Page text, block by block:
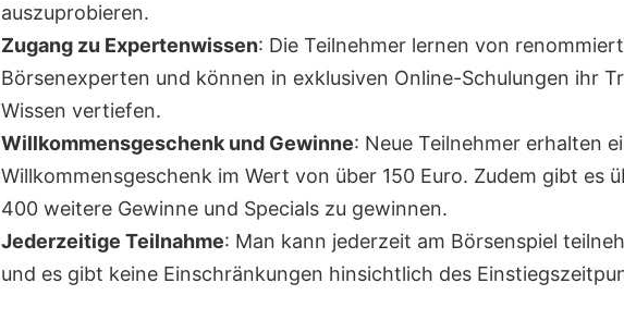
auszuprobieren.
Zugang zu Expertenwissen: Die Teilnehmer lernen von
Börsenexperten und können in exklusiven Online-Schulungen ihr
Wissen vertiefen.
Willkommensgeschenk und Gewinne: Neue Teilnehmer erhalten
Willkommensgeschenk im Wert von über 150 Euro. Zudem gibt es
400 weitere Gewinne und Specials zu gewinnen.
Jederzeitige Teilnahme: Man kann jederzeit am Börsenspiel
und es gibt keine Einschränkungen hinsichtlich des